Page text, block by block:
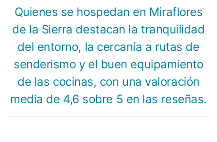
Quienes se hospedan en Miraflores
de la Sierra destacan la tranquilidad
del entorno, la cercanía a rutas de
senderismo y el buen equipamiento
de las cocinas, con una valoración
media de 4,6 sobre 5 en las reseñas.